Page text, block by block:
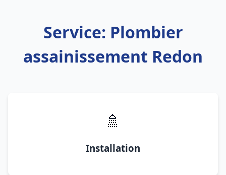
Service: Plombier
assainissement Redon
🚿
Installation